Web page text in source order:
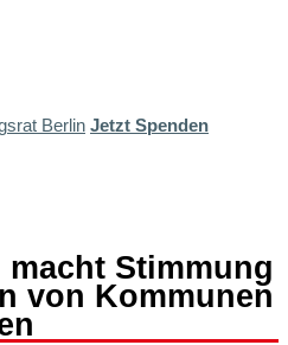
Berlin Jetzt Spenden
macht Stimmung
von Kommunen